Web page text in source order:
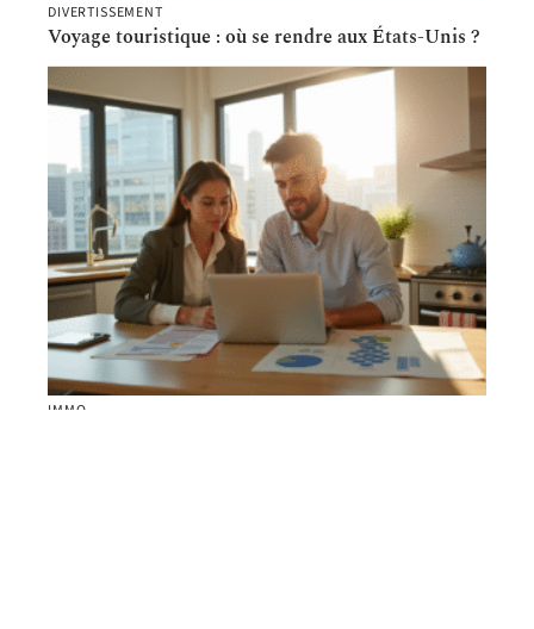
DIVERTISSEMENT
Voyage touristique : où se rendre aux États-Unis ?
IMMO